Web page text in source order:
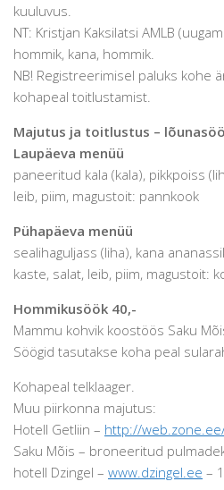
kuuluvus.
NT: Kristjan Kaksilatsi AMLB
hommik, kana, hommik.
NB! Registreerimisel paluks kohe
kohapeal toitlustamist.
Majutus ja toitlustus –
Laupäeva menüü
paneeritud kala (kala), pikkpoiss
leib, piim, magustoit: pannkook
Pühapäeva menüü
sealihaguljass (liha), kana
kaste, salat, leib, piim, magustoit:
Hommikusöök 40,-
Mammu kohvik koostöös Saku
Söögid tasutakse koha peal
Kohapeal telklaager.
Muu piirkonna majutus:
Hotell Getliin – http://
Saku Mõis – broneeritud
hotell Dzingel – www.dzingel.ee –